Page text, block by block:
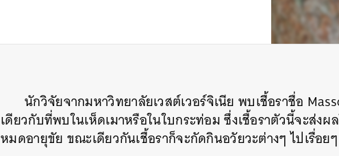
นักวิจัยจากมหาวิทยาลัยเวสต์เวอร์จิเนีย พบเชื้อราชื่อ
เดียวกับที่พบในเห็ดเมาหรือในใบกระท่อม ซึ่งเชื้อราตัวนี้จะส่
หมดอายุขัย ขณะเดียวกันเชื้อราก็จะกัดกินอวัยวะต่างๆ ไปเรื่อยๆ